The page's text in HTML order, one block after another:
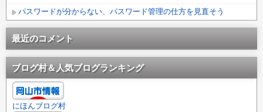
パスワードが分からない、パスワード管理の仕方を見直そう
最近のコメント
ブログ村＆人気ブログランキング
にほんブログ村